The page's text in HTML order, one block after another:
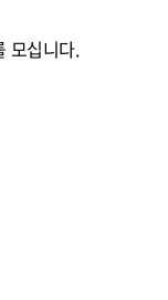
모십니다.